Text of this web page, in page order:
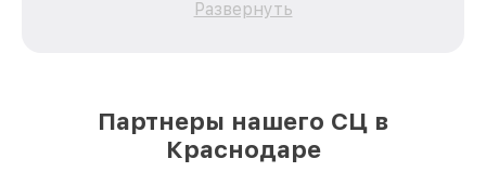
каждого пользователя продукции FLIR, вне
лучшим сервисным центром FLIR в городе
Краснодаре, постоянно повышая уровень
Развернуть
Партнеры нашего СЦ в
Краснодаре